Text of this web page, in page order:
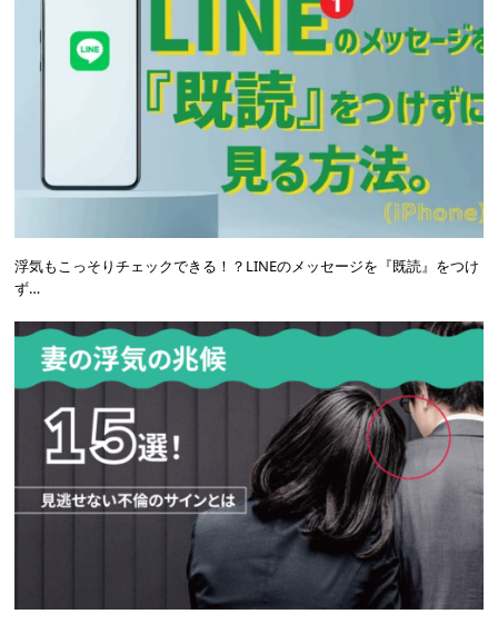
浮気もこっそりチェックできる！？LINEのメッセージを『既読』をつけ
ず…